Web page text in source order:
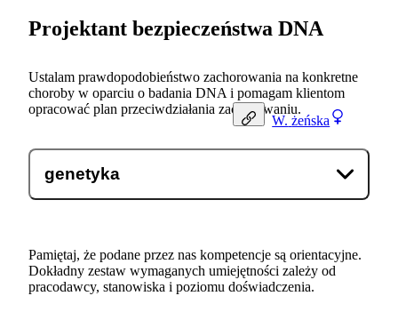
W. żeńska
Projektant bezpieczeństwa DNA
Ustalam prawdopodobieństwo zachorowania na konkretne
choroby w oparciu o badania DNA i pomagam klientom
opracować plan przeciwdziałania zachorowaniu.
genetyka
Pamiętaj, że podane przez nas kompetencje są orientacyjne.
Dokładny zestaw wymaganych umiejętności zależy od
pracodawcy, stanowiska i poziomu doświadczenia.